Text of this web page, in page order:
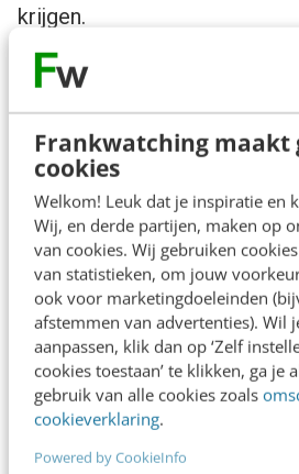
Frankwatching maakt
cookies
Welkom! Leuk dat je inspiratie en
Wij, en derde partijen, maken op
van cookies. Wij gebruiken
van statistieken, om jouw
ook voor marketingdoeleinden
afstemmen van advertenties). Wil
aanpassen, klik dan op ‘Zelf
cookies toestaan’ te klikken, ga je
gebruik van alle cookies zoals
cookieverklaring.
Powered by CookieInfo
krijgen.
De gebruikers kunnen
doelpunt valt, ze kunnen de
kiezen en nog tal van andere